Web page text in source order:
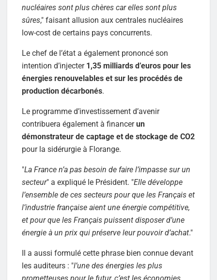
nucléaires sont plus chères car elles sont plus
sûres," faisant allusion aux centrales nucléaires
low-cost de certains pays concurrents.
Le chef de l’état a également prononcé son
intention d’injecter1,35 milliards d’euros pour les
énergies renouvelables et sur les procédés de
production décarbonés.
Le programme d’investissement d’avenir
contribuera également à financerun
démonstrateur de captage et de stockage de CO2
pour la sidérurgie à Florange.
"La France n’a pas besoin de faire l’impasse sur un
secteur" a expliqué le Président. "Elle développe
l’ensemble de ces secteurs pour que les Français et
l’industrie française aient une énergie compétitive,
et pour que les Français puissent disposer d’une
énergie à un prix qui préserve leur pouvoir d’achat."
Il a aussi formulé cette phrase bien connue devant
les auditeurs : "l’une des énergies les plus